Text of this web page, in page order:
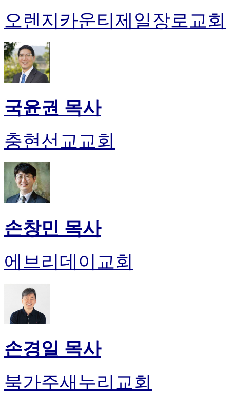
오렌지카운티제일장로교회
국윤권 목사
충현선교교회
손창민 목사
에브리데이교회
손경일 목사
북가주새누리교회